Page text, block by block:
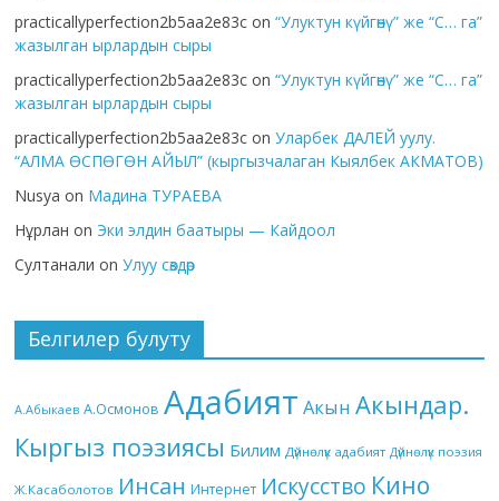
practicallyperfection2b5aa2e83c on“Улуктун күйгөнү” же “С… га”
жазылган ырлардын сыры
practicallyperfection2b5aa2e83c on“Улуктун күйгөнү” же “С… га”
жазылган ырлардын сыры
practicallyperfection2b5aa2e83c onУларбек ДАЛЕЙ уулу.
“АЛМА ӨСПӨГӨН АЙЫЛ” (кыргызчалаган Кыялбек АКМАТОВ)
Nusya on Мадина ТУРАЕВА
Нұрлан on Эки элдин баатыры — Кайдоол
Султанали onУлуу сөздөр
Белгилер булуту
А.Абыкаев А.Осмонов Адабият Акын Акындар.
Кыргыз поэзиясы Билим Дүйнөлүк адабият Дүйнөлүк поэзия
Ж.Касаболотов Инсан Интернет Искусство Кино